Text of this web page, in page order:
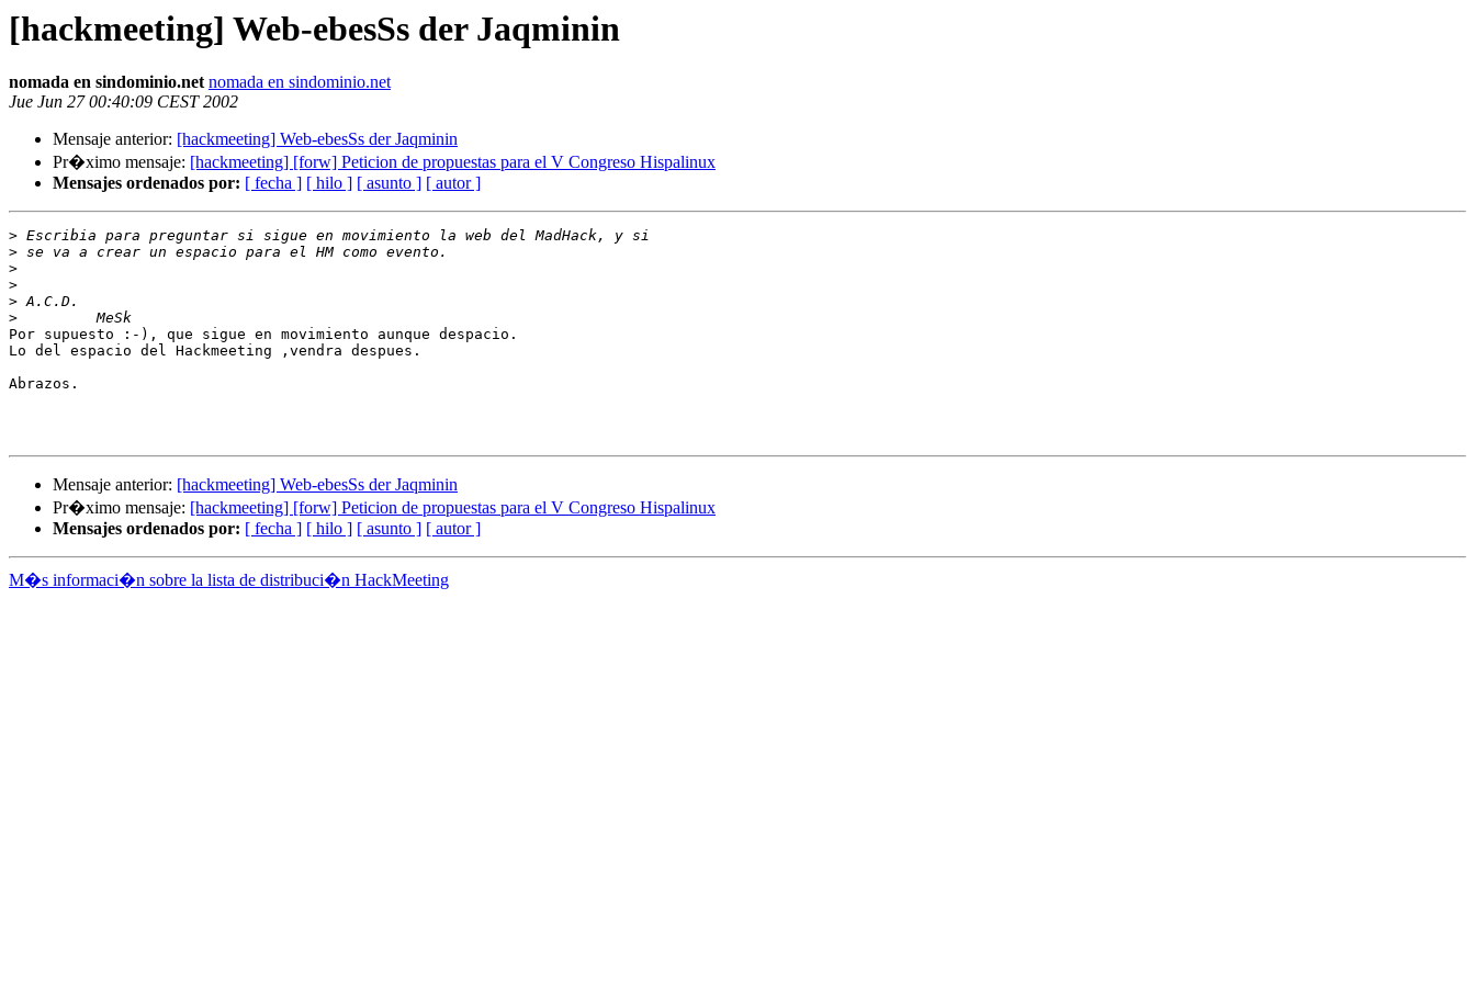
[hackmeeting] Web-ebesSs der Jaqminin
nomada en sindominio.net nomada en sindominio.net
Jue Jun 27 00:40:09 CEST 2002
Mensaje anterior: [hackmeeting] Web-ebesSs der Jaqminin
Pr�ximo mensaje: [hackmeeting] [forw] Peticion de propuestas para el V Congreso Hispalinux
Mensajes ordenados por: [ fecha ] [ hilo ] [ asunto ] [ autor ]
>
>
>
>
>
>
Por supuesto :-), que sigue en movimiento aunque despacio.
Lo del espacio del Hackmeeting ,vendra despues.
Abrazos.
Mensaje anterior: [hackmeeting] Web-ebesSs der Jaqminin
Pr�ximo mensaje: [hackmeeting] [forw] Peticion de propuestas para el V Congreso Hispalinux
Mensajes ordenados por: [ fecha ] [ hilo ] [ asunto ] [ autor ]
M�s informaci�n sobre la lista de distribuci�n HackMeeting